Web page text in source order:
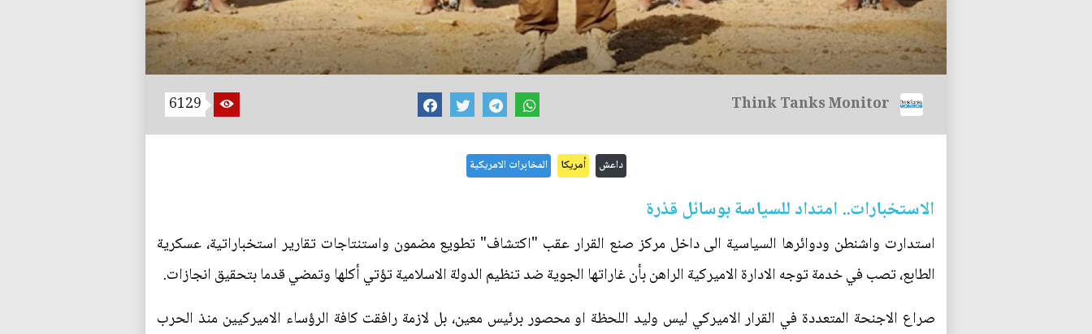
Think Tanks Monitor
6129
داعش أمريكا المخابرات الامريكية
الاستخبارات.. امتداد للسياسة بوسائل قذرة
استدارت واشنطن ودوائرها السياسية الى داخل مركز صنع القرار عقب "اكتشاف" تطويع مضمون واستنتاجات تقارير استخباراتية، عسكرية
الطابع، تصب في خدمة توجه الادارة الاميركية الراهن بأن غاراتها الجوية ضد تنظيم الدولة الاسلامية تؤتي أكلها وتمضي قدما بتحقيق انجازات.
صراع الاجنحة المتعددة في القرار الاميركي ليس وليد اللحظة او محصور برئيس معين، بل لازمة رافقت كافة الرؤساء الاميركيين منذ الحرب